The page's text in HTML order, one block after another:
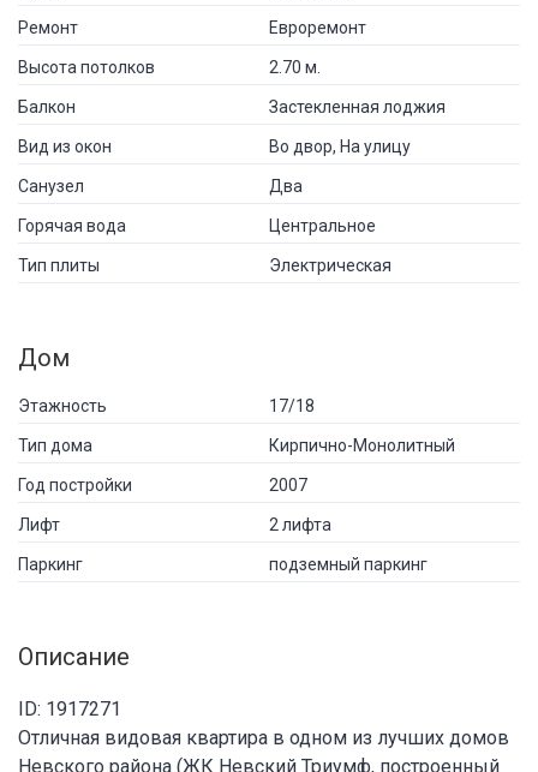
Ремонт Евроремонт
Высота потолков 2.70 м.
Балкон Застекленная лоджия
Вид из окон Во двор, На улицу
Санузел Два
Горячая вода Центральное
Тип плиты Электрическая
Дом
Этажность 17/18
Тип дома Кирпично-Монолитный
Год постройки 2007
Лифт 2 лифта
Паркинг подземный паркинг
Описание
ID: 1917271
Отличная видовая квартира в одном из лучших домов
Невского района (ЖК Невский Триумф, построенный